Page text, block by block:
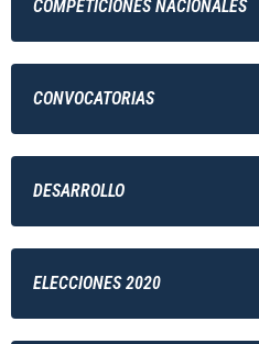
COMPETICIONES NACIONALES
CONVOCATORIAS
DESARROLLO
ELECCIONES 2020